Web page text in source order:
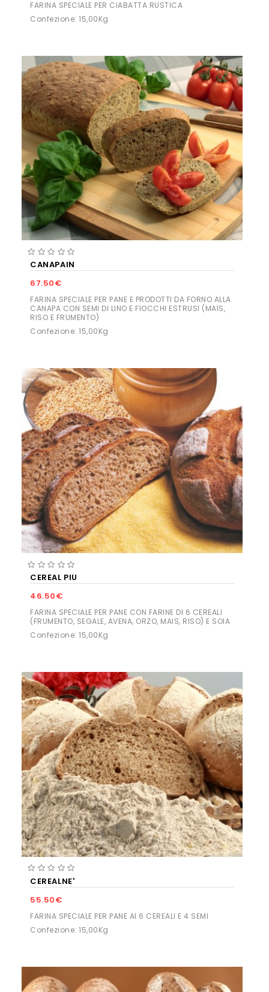
FARINA SPECIALE PER CIABATTA RUSTICA
Confezione: 15,00Kg
CANAPAIN
67.50€
FARINA SPECIALE PER PANE E PRODOTTI DA FORNO ALLA
CANAPA CON SEMI DI LINO E FIOCCHI ESTRUSI (MAIS,
RISO E FRUMENTO)
Confezione: 15,00Kg
CEREAL PIÚ
46.50€
FARINA SPECIALE PER PANE CON FARINE DI 6 CEREALI
(FRUMENTO, SEGALE, AVENA, ORZO, MAIS, RISO) E SOIA
Confezione: 15,00Kg
CEREALNE'
55.50€
FARINA SPECIALE PER PANE AI 6 CEREALI E 4 SEMI
Confezione: 15,00Kg